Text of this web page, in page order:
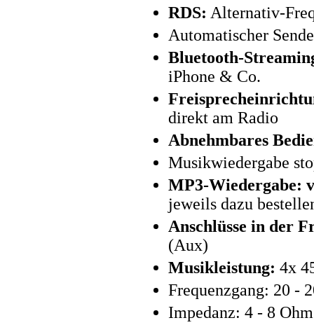
RDS: Alternativ-
Automatischer
Bluetooth-
iPhone & Co.
direkt am Radio
Abnehmbares
Musikwiedergabe
MP3-Wiedergabe:
jeweils dazu
Anschlüsse in der
(Aux)
Musikleistung: 4x
Frequenzgang: 20 -
Impedanz: 4 - 8